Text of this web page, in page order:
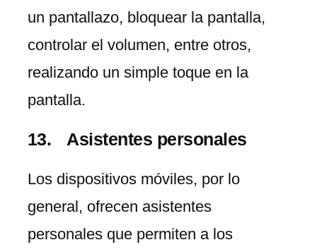
un pantallazo, bloquear la pantalla,
controlar el volumen, entre otros,
realizando un simple toque en la
pantalla.
Asistentes personales
Los dispositivos móviles, por lo
general, ofrecen asistentes
personales que permiten a los